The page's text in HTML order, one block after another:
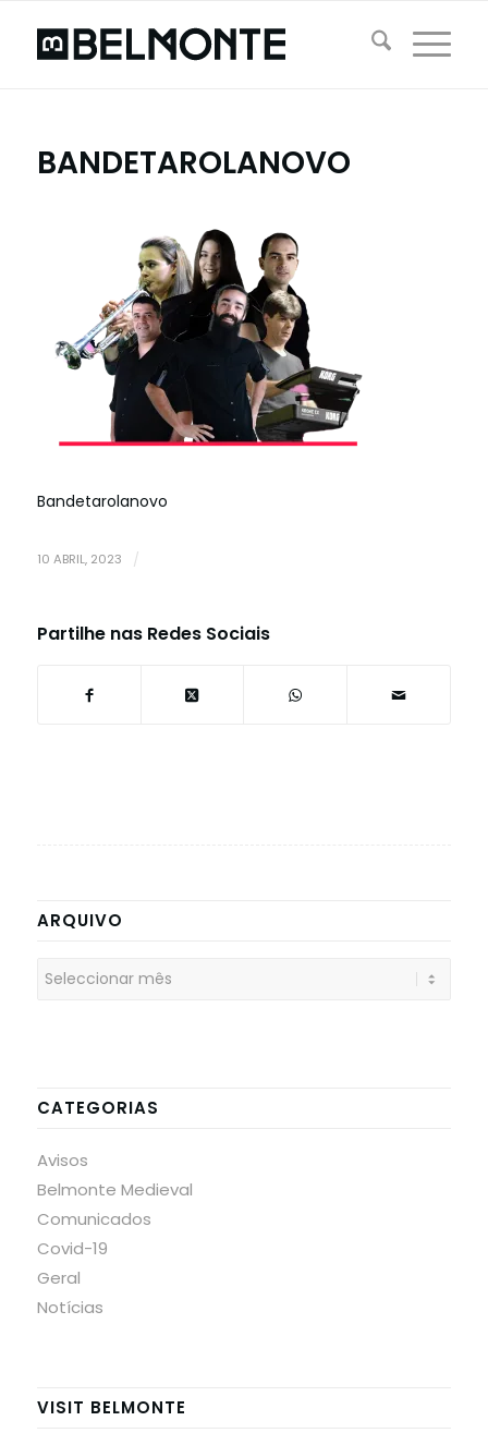
BANDETAROLANOVO
Bandetarolanovo
10 ABRIL, 2023 /
Partilhe nas Redes Sociais
ARQUIVO
CATEGORIAS
Avisos
Belmonte Medieval
Comunicados
Covid-19
Geral
Notícias
VISIT BELMONTE